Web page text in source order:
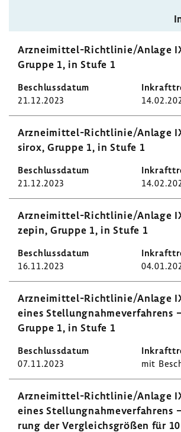
Arzneimittel-​Richtlinie/Anlage
Gruppe 1, in Stufe 1
21.12.2023
Arzneimittel-​Richtlinie/Anlage
sirox, Gruppe 1, in Stufe 1
21.12.2023
Arzneimittel-​Richtlinie/Anlage
zepin, Gruppe 1, in Stufe 1
16.11.2023
Arzneimittel-​Richtlinie/Anlage
eines Stel­lung­nah­me­ver­fah­rens
Gruppe 1, in Stufe 1
07.11.2023 mit
Arzneimittel-​Richtlinie/Anlage
eines
rung der Vergleichs­größen für